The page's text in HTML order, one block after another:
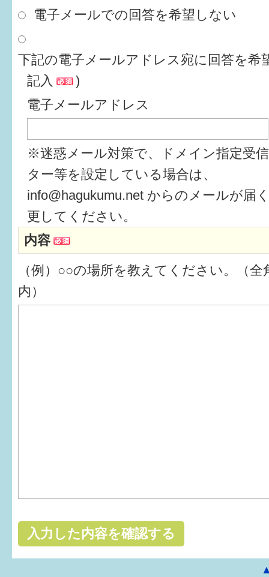
電子メールでの回答を希望しない
下記の電子メールアドレス宛に回答を希
記入
)
電子メールアドレス
※迷惑メール対策で、ドメイン指定受
ター等を設定している場合は、
info@hagukumu.net からのメールが届
更してください。
内容
（例）○○の場所を教えてください。（全
内）
妊娠
3か月〜6か月
6か月〜1歳
1歳〜3歳
3歳〜就学前
就学後〜
子育てマップ
イベントレポート
なるほどコラム
メールマガジン
パパもママも子育て